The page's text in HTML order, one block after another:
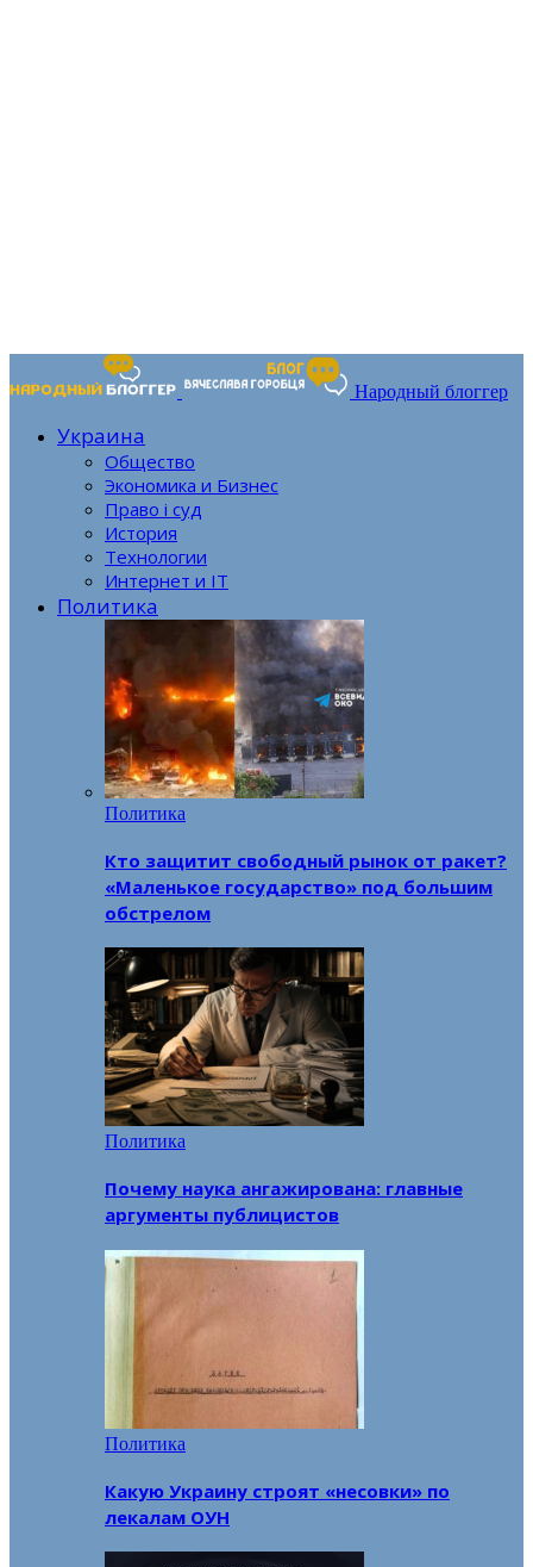
Народный блоггер
Украина
Общество
Экономика и Бизнес
Право і суд
История
Технологии
Интернет и IT
Политика
Политика
Кто защитит свободный рынок от ракет?
«Маленькое государство» под большим
обстрелом
Политика
Почему наука ангажирована: главные
аргументы публицистов
Политика
Какую Украину строят «несовки» по
лекалам ОУН